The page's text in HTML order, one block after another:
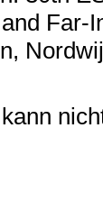
Far-